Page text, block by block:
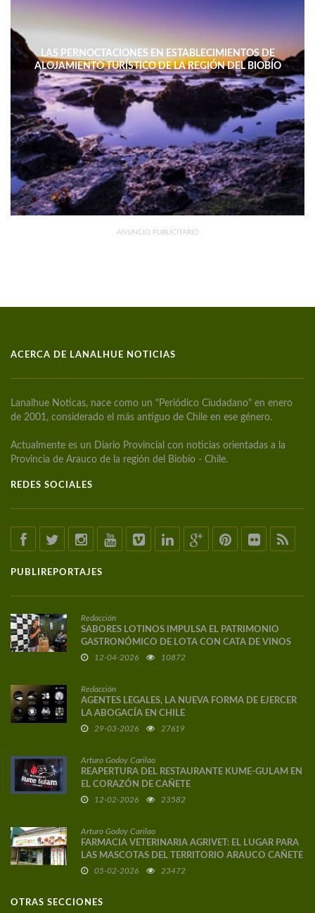
LAS PERNOCTACIONES EN ESTABLECIMIENTOS DE
ALOJAMIENTO TURÍSTICO DE LA REGIÓN DEL BIOBÍO
DISMINUYERON 15,4% INTERANUAL
ANUNCIO PUBLICITARIO
ACERCA DE LANALHUE NOTICIAS
Lanalhue Noticas, nace como un "Periódico Ciudadano" en enero
de 2001, considerado el más antiguo de Chile en ese género.
Actualmente es un Diario Provincial con noticias orientadas a la
Provincia de Arauco de la región del Biobío - Chile.
REDES SOCIALES
PUBLIREPORTAJES
Redacción
SABORES LOTINOS IMPULSA EL PATRIMONIO
GASTRONÓMICO DE LOTA CON CATA DE VINOS
DE AUTOR
12-04-2026 10872
Redacción
AGENTES LEGALES, LA NUEVA FORMA DE EJERCER
LA ABOGACÍA EN CHILE
29-03-2026 27619
Arturo Godoy Carilao
REAPERTURA DEL RESTAURANTE KUME-GULAM EN
EL CORAZÓN DE CAÑETE
12-02-2026 23582
Arturo Godoy Carilao
FARMACIA VETERINARIA AGRIVET: EL LUGAR PARA
LAS MASCOTAS DEL TERRITORIO ARAUCO CAÑETE
05-02-2026 23472
OTRAS SECCIONES